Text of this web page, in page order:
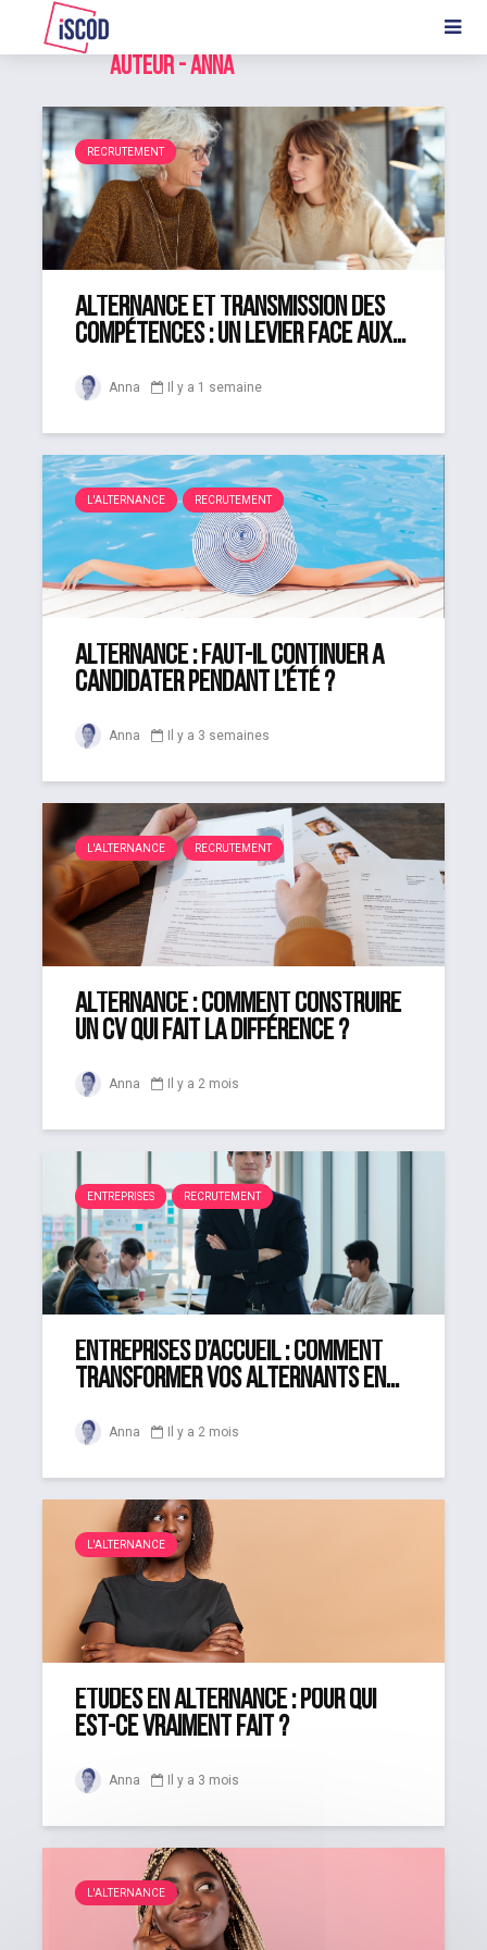
Auteur - Anna
RECRUTEMENT
Alternance et transmission des
compétences : un levier face aux...
Anna Il y a 1 semaine
L'ALTERNANCE RECRUTEMENT
Alternance : faut-il continuer à
candidater pendant l’été ?
Anna Il y a 3 semaines
L'ALTERNANCE RECRUTEMENT
Alternance : comment construire
un CV qui fait la différence ?
Anna Il y a 2 mois
ENTREPRISES RECRUTEMENT
Entreprises d’accueil : comment
transformer vos alternants en...
Anna Il y a 2 mois
L'ALTERNANCE
Études en alternance : pour qui
est-ce vraiment fait ?
Anna Il y a 3 mois
L'ALTERNANCE